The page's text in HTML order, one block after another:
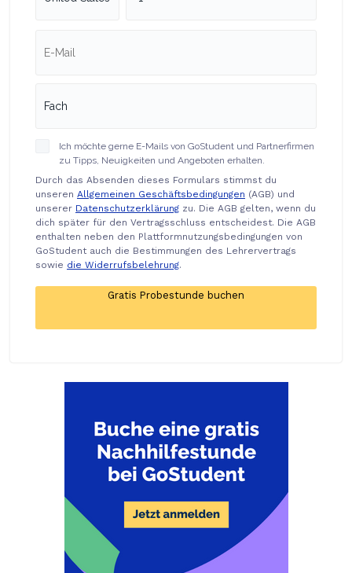
Ich möchte gerne E-Mails von GoStudent und Partnerfirmen
zu Tipps, Neuigkeiten und Angeboten erhalten.
Durch das Absenden dieses Formulars stimmst du
unseren Allgemeinen Geschäftsbedingungen (AGB) und
unserer Datenschutzerklärung zu. Die AGB gelten, wenn du
dich später für den Vertragsschluss entscheidest. Die AGB
enthalten neben den Plattformnutzungsbedingungen von
GoStudent auch die Bestimmungen des Lehrervertrags
sowie die Widerrufsbelehrung.